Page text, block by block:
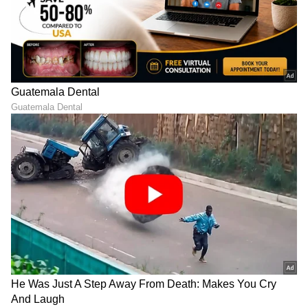
ಆರೋಗ್ಯ, ಸೌಂದರ್ಯ, ಫಿಟ್‌ನೆಸ್,ಕಿಚನ್ ಟಿಪ್ಸ್‌,
ಸಂಬಂಧ,
ಫ್ಯಾಷನ್ ರೆಸಿಪಿಅಪ್ಡೇಟ್‌ಗಳಿಗಾಗಿ
ಏಷ್ಯಾನೆಟ್ ಸುವರ್ಣ ನ್ಯೂಸ್‌ ಫಾಲೋ ಮಾಡಿ.
ಸಂಪೂರ್ಣ ಮಾಹಿತಿ ಒಂದೇ ಕ್ಲಿಕ್‌ನಲ್ಲಿ ಲಭ್ಯ. ಏಷ್ಯಾನೆಟ್
ಸುವರ್ಣ ನ್ಯೂಸ್ ಅಧಿಕೃತ ಆ್ಯಪ್ ಡೌನ್‌ಲೋಡ್ ಮಾಡಿ
ಹಾಗು ಎಲ್ಲಾ ಅಪ್‌ಡೇಟ್ ಗಳನ್ನು ಪಡೆಯಿರಿ.